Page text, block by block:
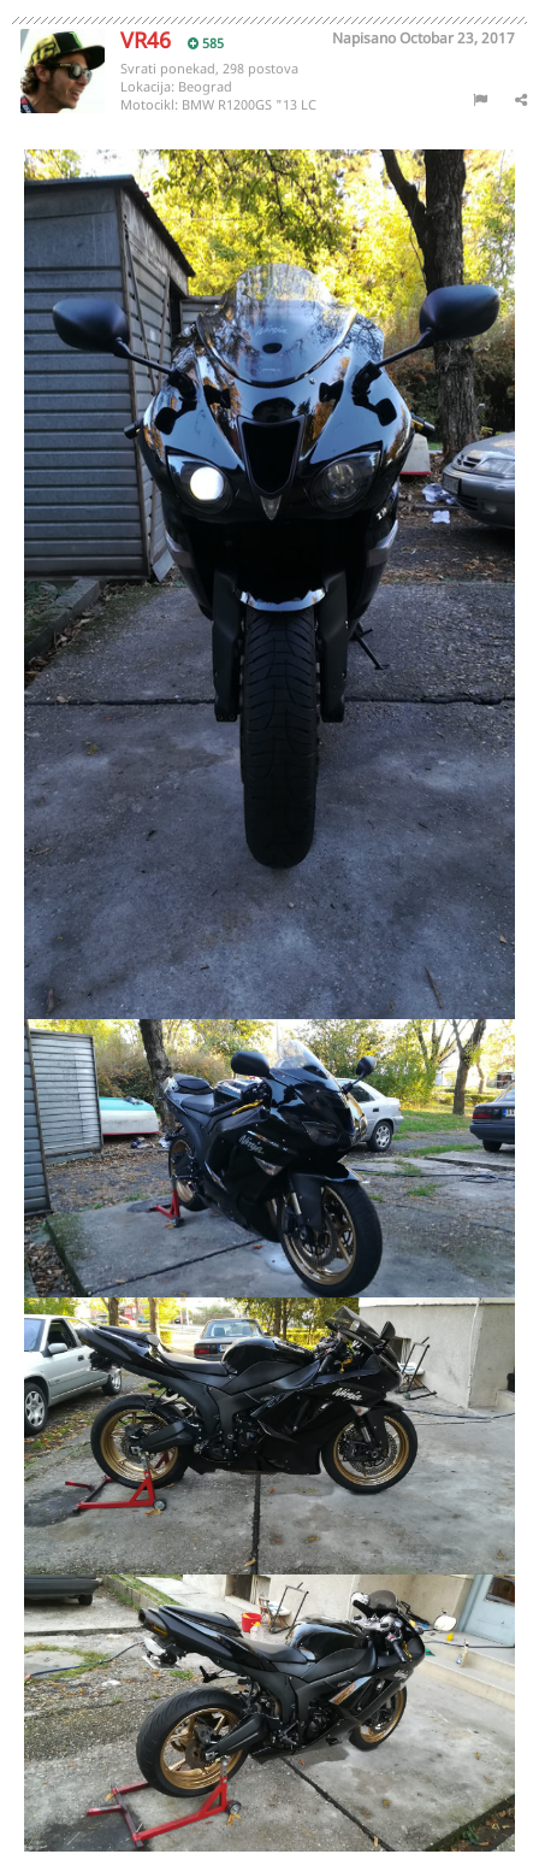
VR46 585 NapisanoOctobar 23, 2017
Svrati ponekad, 298 postova
Lokacija: Beograd
Motocikl: BMW R1200GS "13 LC